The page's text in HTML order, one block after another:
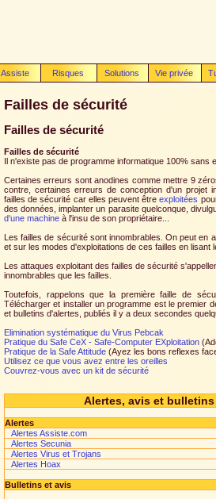
Assiste Risques Solutions Vie privée
Failles de sécurité
Failles de sécurité
Failles de sécurité
Il n'existe pas de programme informatique 100% sans
Certaines erreurs sont anodines comme mettre 9
contre, certaines erreurs de conception d'un projet
failles de sécurité car elles peuvent êtreexploitées
des données, implanter un parasite quelconque,
d'une machine à l'insu de son propriétaire...
Les failles de sécurité sont innombrables. On peut en
et sur les modes d'exploitations de ces failles en lisant
Les attaques exploitant des failles de sécurité
innombrables que les failles.
Toutefois, rappelons que la première faille de
Télécharger et installer un programme est le premier
et bulletins d'alertes, publiés il y a deux secondes
Elimination systématique du Virus Pebcak
Pratique du Safe CeX - Safe-Computer EXploitation
Pratique de la Safe Attitude (Ayez les bons reflexes
Utilisez ce que vous avez entre les oreilles
Couvrez-vous avec un kit de sécurité
Alertes, avis et
Alertes
Alertes Assiste.com
Alertes Secunia
Alertes Virus et Trojans
Alertes Hoax
Bulletins et avis